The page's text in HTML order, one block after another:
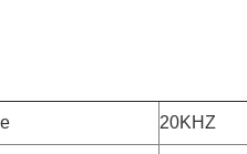
20KHZ